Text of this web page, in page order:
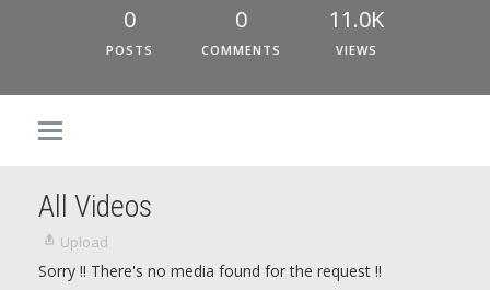
0
POSTS
0
COMMENTS
11.0K
VIEWS
All Videos
Upload
Sorry !! There's no media found for the request !!